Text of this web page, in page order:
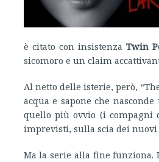
è citato con insistenza Twin
sicomoro e un claim
Al netto delle isterie, però,
acqua e sapone che
quello più ovvio (i compagni
imprevisti, sulla scia dei
Ma la serie alla fine funziona.